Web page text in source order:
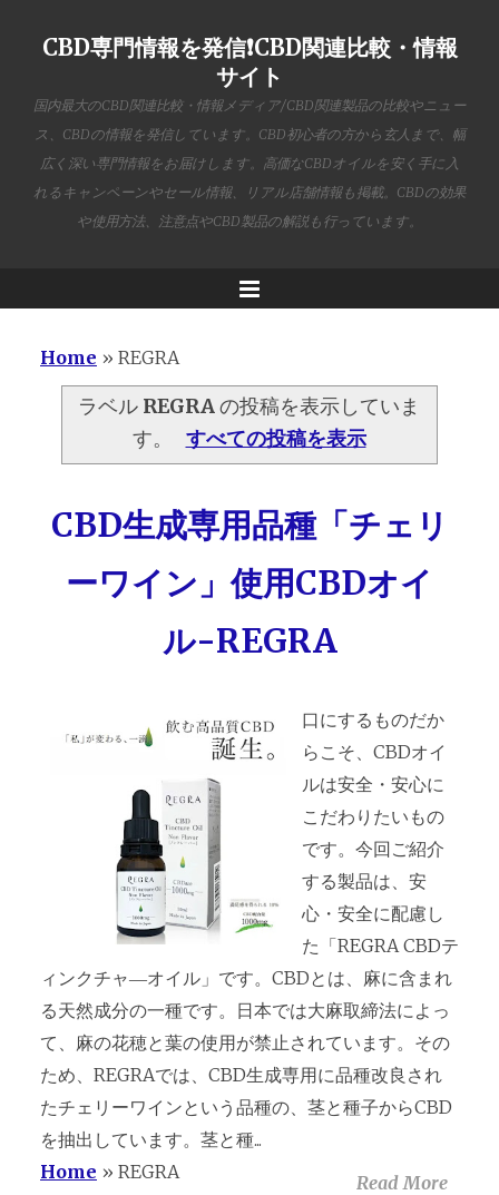
CBD専門情報を発信❗️CBD関連比較・情報
サイト
国内最大のCBD関連比較・情報メディア/CBD関連製品の比較やニュー
ス、CBDの情報を発信しています。CBD初心者の方から玄人まで、幅
広く深い専門情報をお届けします。高価なCBDオイルを安く手に入
れるキャンペーンやセール情報、リアル店舗情報も掲載。CBDの効果
や使用方法、注意点やCBD製品の解説も行っています。
Menu
Home » REGRA
ラベル REGRAの投稿を表示していま
す。
すべての投稿を表示
CBD生成専用品種「チェリ
ーワイン」使用CBDオイ
ル-REGRA
口にするものだか
らこそ、CBDオイ
ルは安全・安心に
こだわりたいもの
です。今回ご紹介
する製品は、安
心・安全に配慮し
た「REGRA CBDテ
ィンクチャ―オイル」です。CBDとは、麻に含まれ
る天然成分の一種です。日本では大麻取締法によっ
て、麻の花穂と葉の使用が禁止されています。その
ため、REGRAでは、CBD生成専用に品種改良され
たチェリーワインという品種の、茎と種子からCBD
を抽出しています。茎と種...
Read More
Home » REGRA